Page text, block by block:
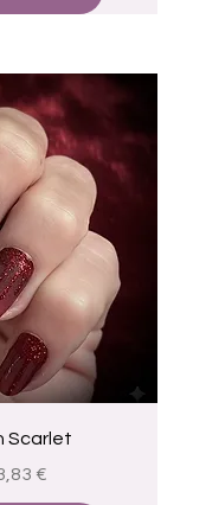
rápida
Scarlet
promocional
€